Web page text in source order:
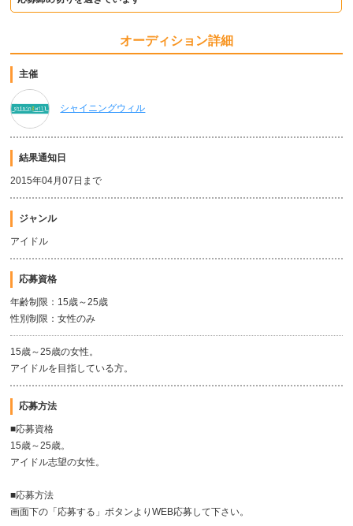
オーディション詳細
主催
シャイニングウィル
結果通知日
2015年04月07日まで
ジャンル
アイドル
応募資格
年齢制限：15歳～25歳
性別制限：女性のみ
15歳～25歳の女性。
アイドルを目指している方。
応募方法
■応募資格
15歳～25歳。
アイドル志望の女性。
■応募方法
画面下の「応募する」ボタンよりWEB応募して下さい。